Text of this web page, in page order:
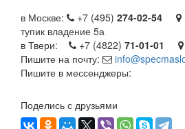
в Москве:
+7 (495) 274-02-54
тупик владение 5а
в Твери:
+7 (4822) 71-01-01
Пишите на почту:
Пишите в мессенджеры:
Поделись с друзьями